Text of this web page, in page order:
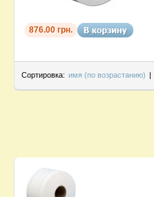
876.00 грн.
Сортировка: имя (по возрастанию) |